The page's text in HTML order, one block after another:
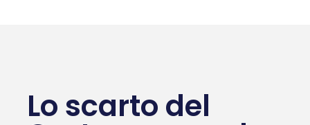
Lo scarto del